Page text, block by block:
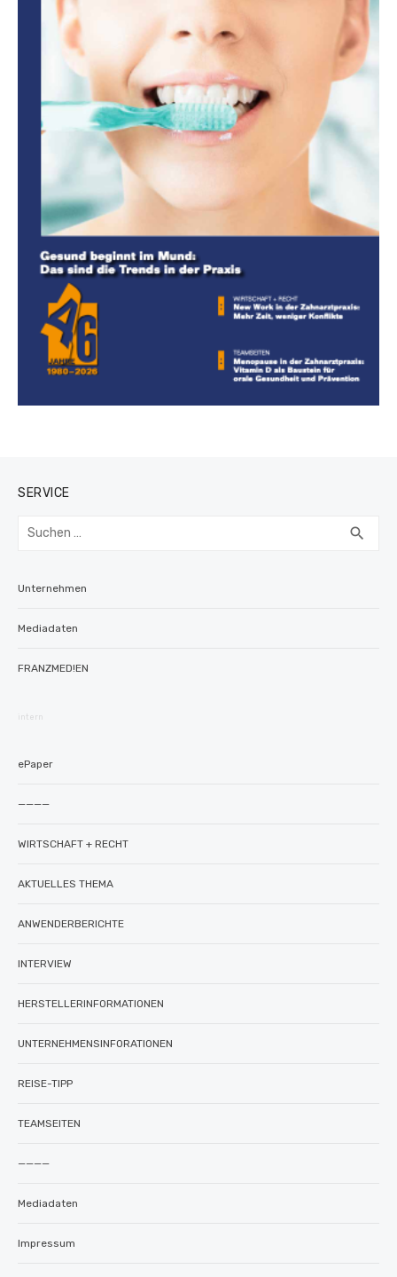
SERVICE
Suchen
search
Unternehmen
Mediadaten
FRANZMED!EN
intern
ePaper
————
WIRTSCHAFT + RECHT
AKTUELLES THEMA
ANWENDERBERICHTE
INTERVIEW
HERSTELLERINFORMATIONEN
UNTERNEHMENSINFORATIONEN
REISE-TIPP
TEAMSEITEN
————
Mediadaten
Impressum